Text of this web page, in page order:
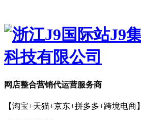
网店整合营销代运营服务商
【淘宝+天猫+京东+拼多多+跨境电商】